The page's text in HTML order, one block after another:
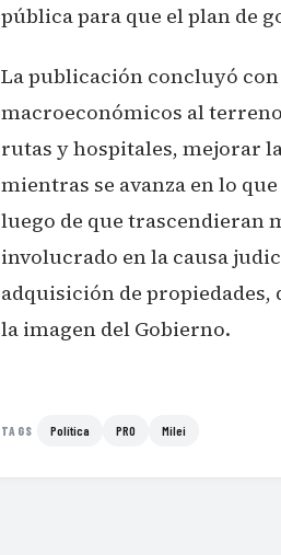
pública para que el plan de
La publicación concluyó
macroeconómicos al
rutas y hospitales, mejorar
mientras se avanza en lo
luego de que
involucrado en la causa
adquisición de
la imagen del Gobierno.
TAGS Política PRO Milei